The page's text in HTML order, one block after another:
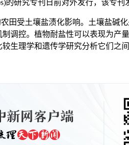
的研究专刊日前对外发行，该
受土壤盐渍化影响。土壤盐碱
调控。植物耐盐性可以表现为
生理学和遗传学研究分析它们之